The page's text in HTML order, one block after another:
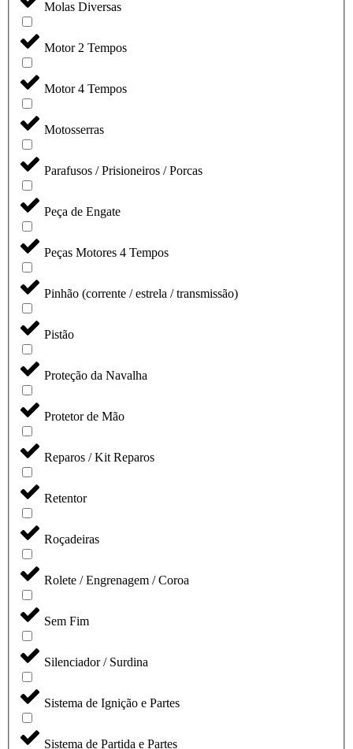
Molas Diversas
Motor 2 Tempos
Motor 4 Tempos
Motosserras
Parafusos / Prisioneiros / Porcas
Peça de Engate
Peças Motores 4 Tempos
Pinhão (corrente / estrela / transmissão)
Pistão
Proteção da Navalha
Protetor de Mão
Reparos / Kit Reparos
Retentor
Roçadeiras
Rolete / Engrenagem / Coroa
Sem Fim
Silenciador / Surdina
Sistema de Ignição e Partes
Sistema de Partida e Partes